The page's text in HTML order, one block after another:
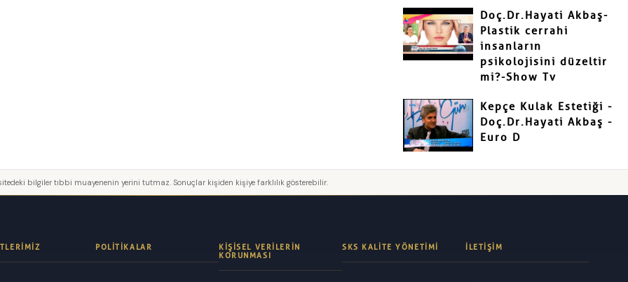
Doç.Dr.Hayati Akbaş-
Plastik cerrahi
insanların
psikolojisini düzeltir
mi?-Show Tv
Kepçe Kulak Estetiği -
Doç.Dr.Hayati Akbaş -
Euro D
bilgiler tıbbi muayenenin yerini tutmaz. Sonuçlar kişiden kişiye farklılık gösterebilir.
POLITIKALAR
KIŞISEL VERILERIN
KORUNMASI
SKS KALITE YÖNETIMI İLETIŞIM